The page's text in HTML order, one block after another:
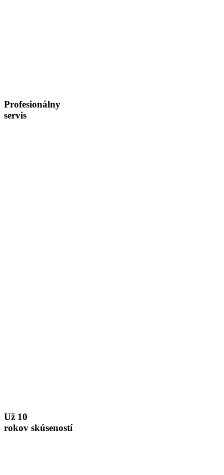
Profesionálny
servis
Už 10
rokov skúseností